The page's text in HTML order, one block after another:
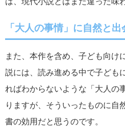
「大人の事情」に自然と
また、本作を含め、子ども向け
説には、読み進める中で子ども
ればわからないような「大人の
りますが、そういったものに自
書の効用だと思うのです。